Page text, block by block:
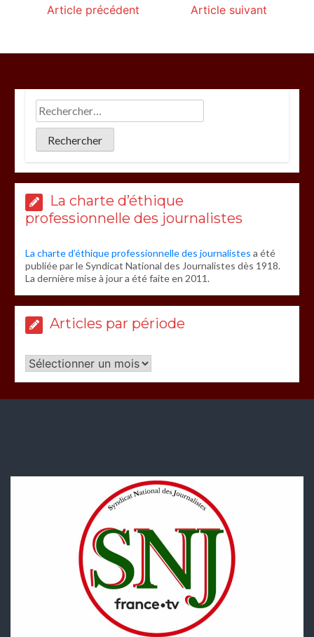
Article précédent Article suivant
La charte d’éthique
professionnelle des journalistes
La charte d’éthique professionnelle des journalistes a été
publiée par le Syndicat National des Journalistes dès 1918.
La dernière mise à jour a été faite en 2011.
Articles par période
Articles
par
période